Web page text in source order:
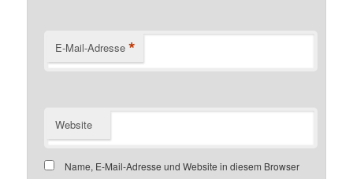
E-Mail-Adresse *
Website
Name, E-Mail-Adresse und Website in diesem Browser